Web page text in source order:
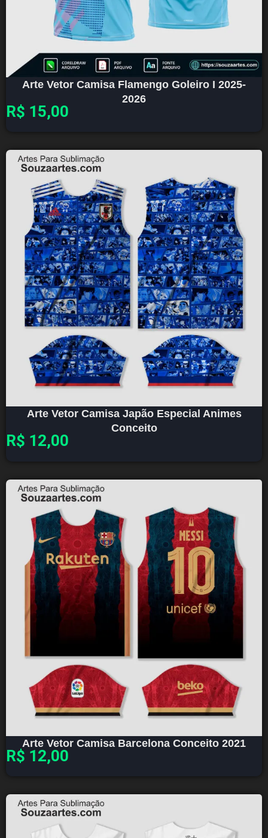
Arte Vetor Camisa Flamengo Goleiro I 2025-
2026
R$ 15,00
Arte Vetor Camisa Japão Especial Animes
Conceito
R$ 12,00
Arte Vetor Camisa Barcelona Conceito 2021
R$ 12,00